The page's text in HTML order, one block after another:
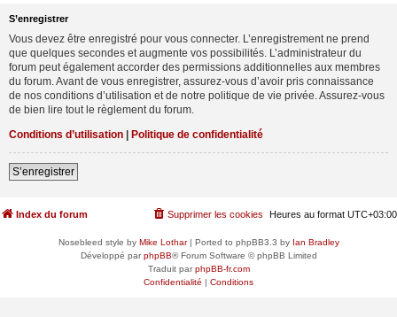
S’enregistrer
Vous devez être enregistré pour vous connecter. L’enregistrement ne prend
que quelques secondes et augmente vos possibilités. L’administrateur du
forum peut également accorder des permissions additionnelles aux membres
du forum. Avant de vous enregistrer, assurez-vous d’avoir pris connaissance
de nos conditions d’utilisation et de notre politique de vie privée. Assurez-vous
de bien lire tout le règlement du forum.
Conditions d’utilisation | Politique de confidentialité
S’enregistrer
Index du forum Heures au format UTC+03:00
Supprimer les cookies
Nosebleed style by Mike Lothar| Ported to phpBB3.3 by Ian Bradley
Développé parphpBB® Forum Software © phpBB Limited
Traduit parphpBB-fr.com
Confidentialité | Conditions